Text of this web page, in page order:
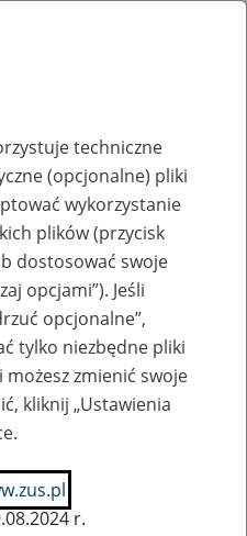
lub
pracy
techniczne
(opcjonalne) pliki
wykorzystanie
plików (przycisk
dostosować swoje
opcjami”). Jeśli
opcjonalne”,
tylko niezbędne pliki
możesz zmienić swoje
kliknij „Ustawienia
r.